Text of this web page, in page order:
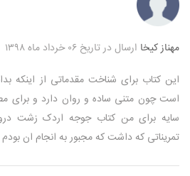
مهناز کیخا ارسال در تاریخ ۰۶ خرداد ماه ۱۳۹۸
این کتاب برای شناخت مقدماتی از اینکه
است چون متنی ساده و روان دارد و برای
سایه برای من کتاب جوجه اردک زشت
تمریناتی که داشت که مجبور به انجام ان بودم